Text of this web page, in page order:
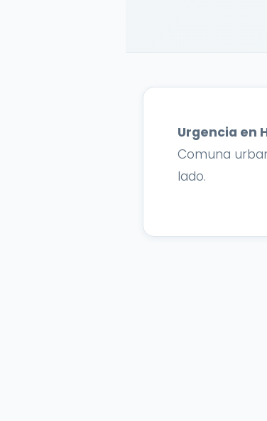
Urgencia en
Comuna
lado.